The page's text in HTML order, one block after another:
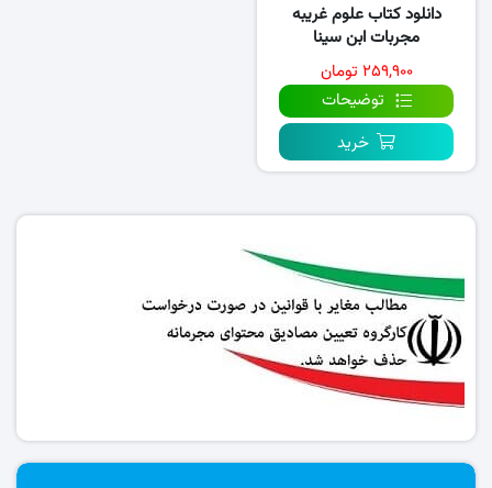
دانلود کتاب علوم غریبه
مجربات ابن سینا
۲۵۹,۹۰۰ تومان
توضیحات
خرید